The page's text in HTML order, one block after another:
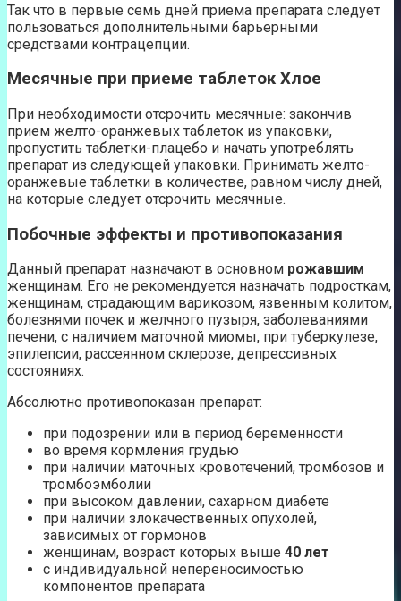
Так что в первые семь дней приема препарата следует
пользоваться дополнительными барьерными
средствами контрацепции.
Месячные при приеме таблеток Хлое
При необходимости отсрочить месячные: закончив
прием желто-оранжевых таблеток из упаковки,
пропустить таблетки-плацебо и начать употреблять
препарат из следующей упаковки. Принимать желто-
оранжевые таблетки в количестве, равном числу дней,
на которые следует отсрочить месячные.
Побочные эффекты и противопоказания
Данный препарат назначают в основном рожавшим
женщинам. Его не рекомендуется назначать подросткам,
женщинам, страдающим варикозом, язвенным колитом,
болезнями почек и желчного пузыря, заболеваниями
печени, с наличием маточной миомы, при туберкулезе,
эпилепсии, рассеянном склерозе, депрессивных
состояниях.
Абсолютно противопоказан препарат:
при подозрении или в период беременности
во время кормления грудью
при наличии маточных кровотечений, тромбозов и
тромбоэмболии
при высоком давлении, сахарном диабете
при наличии злокачественных опухолей,
зависимых от гормонов
женщинам, возраст которых выше 40 лет
с индивидуальной непереносимостью
компонентов препарата